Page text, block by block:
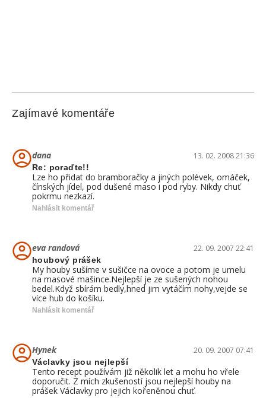
Zajímavé komentáře
dana 13. 02. 2008 21:36
Re: poraďte!!
Lze ho přidat do bramboračky a jiných polévek, omáček,
čínských jídel, pod dušené maso i pod ryby. Nikdy chuť
pokrmu nezkazí.
Nahlásit komentář
eva randová 22. 09. 2007 22:41
houbový prášek
My houby sušíme v sušičce na ovoce a potom je umelu
na masové mašince.Nejlepší je ze sušených nohou
bedel.Když sbírám bedly,hned jim vytáčím nohy,vejde se
více hub do košíku.
Nahlásit komentář
Hynek 20. 09. 2007 07:41
Václavky jsou nejlepší
Tento recept používám již několik let a mohu ho vřele
doporučit. Z mích zkušeností jsou nejlepší houby na
prášek Václavky pro jejich kořeněnou chuť.